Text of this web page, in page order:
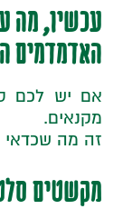
עכשיו, מה
האדמדמים
אם יש לכם
מקנאים.
זה מה
מקשטים